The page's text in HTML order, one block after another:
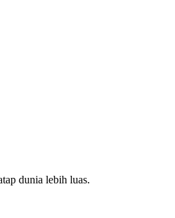
dunia lebih luas.